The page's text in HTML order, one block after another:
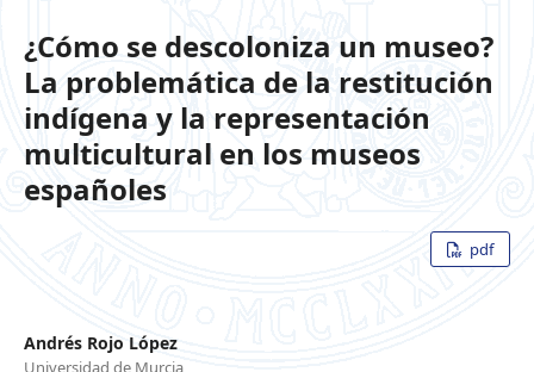
¿Cómo se descoloniza un museo?
La problemática de la restitución
indígena y la representación
multicultural en los museos
españoles
pdf
Andrés Rojo López
Universidad de Murcia